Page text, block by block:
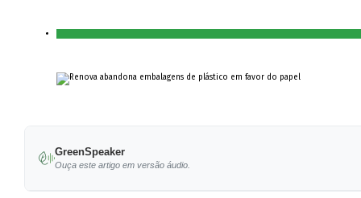
GreenSpeaker
Ouça este artigo em versão áudio.